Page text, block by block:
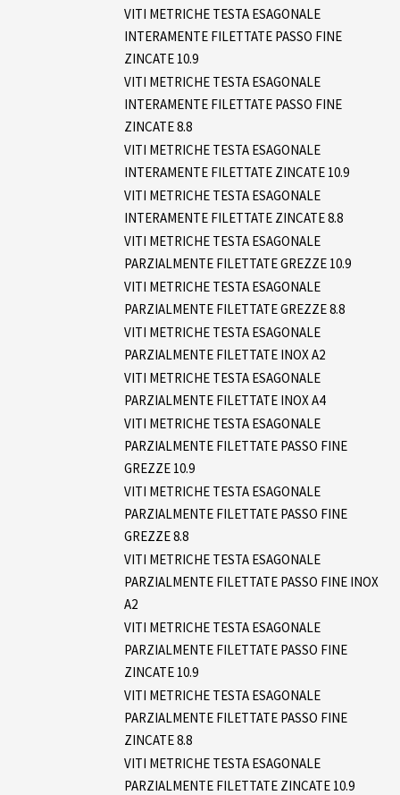
VITI METRICHE TESTA ESAGONALE
INTERAMENTE FILETTATE PASSO FINE
ZINCATE 10.9
VITI METRICHE TESTA ESAGONALE
INTERAMENTE FILETTATE PASSO FINE
ZINCATE 8.8
VITI METRICHE TESTA ESAGONALE
INTERAMENTE FILETTATE ZINCATE 10.9
VITI METRICHE TESTA ESAGONALE
INTERAMENTE FILETTATE ZINCATE 8.8
VITI METRICHE TESTA ESAGONALE
PARZIALMENTE FILETTATE GREZZE 10.9
VITI METRICHE TESTA ESAGONALE
PARZIALMENTE FILETTATE GREZZE 8.8
VITI METRICHE TESTA ESAGONALE
PARZIALMENTE FILETTATE INOX A2
VITI METRICHE TESTA ESAGONALE
PARZIALMENTE FILETTATE INOX A4
VITI METRICHE TESTA ESAGONALE
PARZIALMENTE FILETTATE PASSO FINE
GREZZE 10.9
VITI METRICHE TESTA ESAGONALE
PARZIALMENTE FILETTATE PASSO FINE
GREZZE 8.8
VITI METRICHE TESTA ESAGONALE
PARZIALMENTE FILETTATE PASSO FINE INOX
A2
VITI METRICHE TESTA ESAGONALE
PARZIALMENTE FILETTATE PASSO FINE
ZINCATE 10.9
VITI METRICHE TESTA ESAGONALE
PARZIALMENTE FILETTATE PASSO FINE
ZINCATE 8.8
VITI METRICHE TESTA ESAGONALE
PARZIALMENTE FILETTATE ZINCATE 10.9